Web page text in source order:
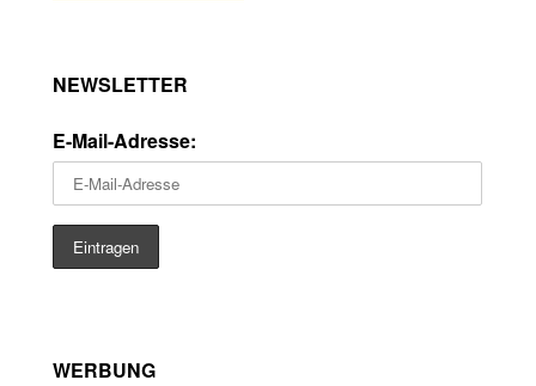
NEWSLETTER
E-Mail-Adresse:
WERBUNG